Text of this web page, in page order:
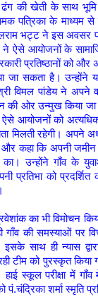
ढंग की खेती के साथ
पत्रिका के माध्यम
भट्ट ने इस अवसर
ने ऐसे आयोजनों के
प्रतिष्ठानों को और
सकता है। उन्होंने
विमल पांडेय ने अपने
की ओर उन्मुख किया
ऐसे आयोजनों को
रहेगी। अपने
और कहा कि अपनी
उन्होंने गाँव के
प्रतिभा को
का भी विमोचन
की समस्याओं पर
इसके साथ ही न्यास
टीम को पुरस्कृत
हाई स्कूल परीक्षा
पं.चंद्रिका शर्मा स्मृति